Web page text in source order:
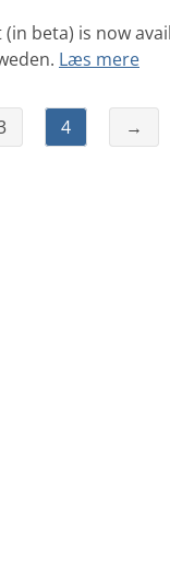
beta) is now
Læs mere
4 →